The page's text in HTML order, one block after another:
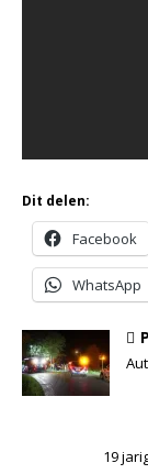
Dit delen:
Facebook
WhatsApp
19